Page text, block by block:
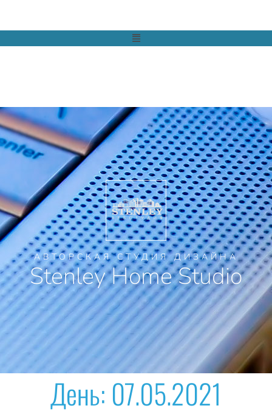
АВТОРСКАЯ СТУДИЯ ДИЗАЙНА
Stenley Home Studio
День: 07.05.2021